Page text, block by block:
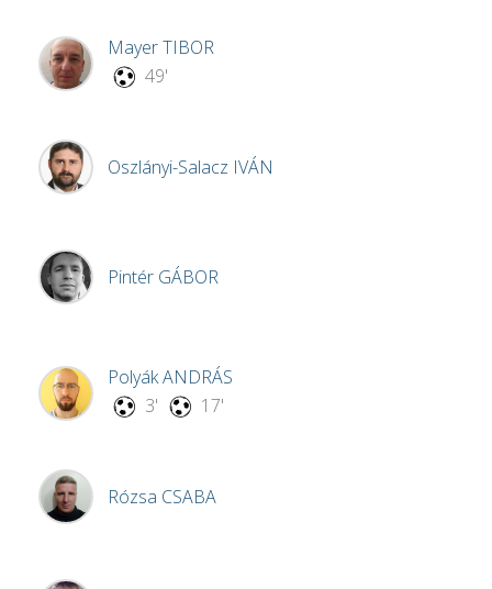
MayerTIBOR
49'
Oszlányi-Salacz IVÁN
Pintér GÁBOR
PolyákANDRÁS
3'
17'
Rózsa CSABA